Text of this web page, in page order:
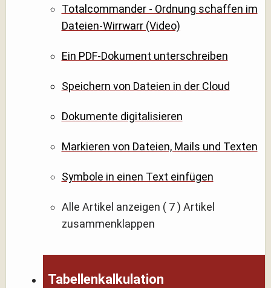
Totalcommander - Ordnung schaffen im
Dateien-Wirrwarr (Video)
Ein PDF-Dokument unterschreiben
Speichern von Dateien in der Cloud
Dokumente digitalisieren
Markieren von Dateien, Mails und Texten
Symbole in einen Text einfügen
Alle Artikel anzeigen ( 7 ) Artikel
zusammenklappen
Tabellenkalkulation